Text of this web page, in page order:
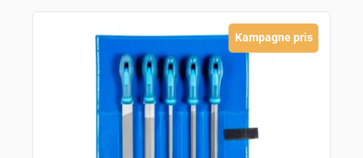
Kampagne pris